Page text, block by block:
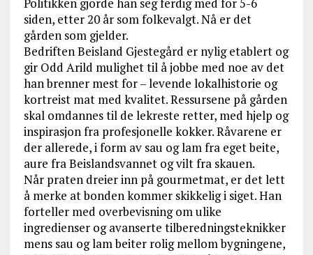
siden, etter 20 år som folkevalgt. Nå er det
gården som gjelder.
Bedriften Beisland Gjestegård er nylig etablert og
gir Odd Arild mulighet til å jobbe med noe av det
han brenner mest for – levende lokalhistorie og
kortreist mat med kvalitet. Ressursene på gården
skal omdannes til de lekreste retter, med hjelp og
inspirasjon fra profesjonelle kokker. Råvarene er
der allerede, i form av sau og lam fra eget beite,
aure fra Beislandsvannet og vilt fra skauen.
Når praten dreier inn på gourmetmat, er det lett
å merke at bonden kommer skikkelig i siget. Han
forteller med overbevisning om ulike
ingredienser og avanserte tilberedningsteknikker
mens sau og lam beiter rolig mellom bygningene,